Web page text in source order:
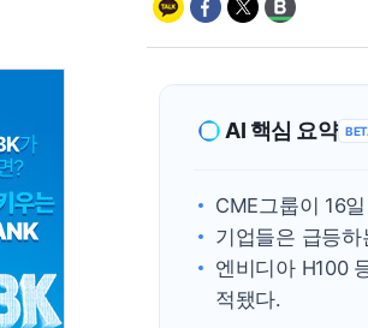
AI 핵심 요약
CME그룹이 16
기업들은 급등하
엔비디아 H100
적됐다.